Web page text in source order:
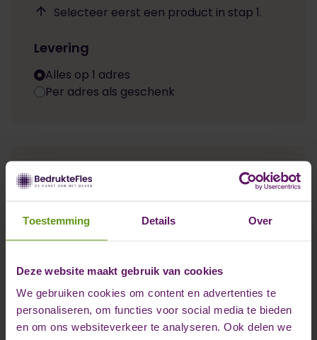
Toestemming Details Over
Deze website maakt gebruik van cookies
We gebruiken cookies om content en advertenties te
personaliseren, om functies voor social media te bieden
en om ons websiteverkeer te analyseren. Ook delen we
Selecteer eerst een product in stap 1.
Levering
Alles op 1 adres
Per adres als geschenk
3 Gegevens invullen
Naam *
Bedrijfsnaam *